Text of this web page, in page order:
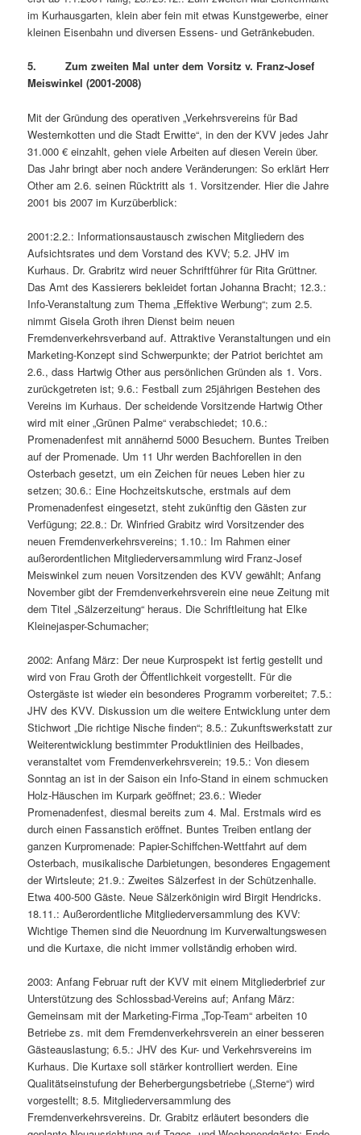
im Kurhausgarten, klein aber fein mit etwas Kunstgewerbe, einer
kleinen Eisenbahn und diversen Essens- und Getränkebuden.
5. Zum zweiten Mal unter dem Vorsitz v. Franz-Josef
Meiswinkel (2001-2008)
Mit der Gründung des operativen „Verkehrsvereins für Bad
Westernkotten und die Stadt Erwitte“, in den der KVV jedes Jahr
31.000 € einzahlt, gehen viele Arbeiten auf diesen Verein über.
Das Jahr bringt aber noch andere Veränderungen: So erklärt Herr
Other am 2.6. seinen Rücktritt als 1. Vorsitzender. Hier die Jahre
2001 bis 2007 im Kurzüberblick:
2001:2.2.: Informationsaustausch zwischen Mitgliedern des
Aufsichtsrates und dem Vorstand des KVV; 5.2. JHV im
Kurhaus. Dr. Grabritz wird neuer Schriftführer für Rita Grüttner.
Das Amt des Kassierers bekleidet fortan Johanna Bracht; 12.3.:
Info-Veranstaltung zum Thema „Effektive Werbung“; zum 2.5.
nimmt Gisela Groth ihren Dienst beim neuen
Fremdenverkehrsverband auf. Attraktive Veranstaltungen und ein
Marketing-Konzept sind Schwerpunkte; der Patriot berichtet am
2.6., dass Hartwig Other aus persönlichen Gründen als 1. Vors.
zurückgetreten ist; 9.6.: Festball zum 25jährigen Bestehen des
Vereins im Kurhaus. Der scheidende Vorsitzende Hartwig Other
wird mit einer „Grünen Palme“ verabschiedet; 10.6.:
Promenadenfest mit annähernd 5000 Besuchern. Buntes Treiben
auf der Promenade. Um 11 Uhr werden Bachforellen in den
Osterbach gesetzt, um ein Zeichen für neues Leben hier zu
setzen; 30.6.: Eine Hochzeitskutsche, erstmals auf dem
Promenadenfest eingesetzt, steht zukünftig den Gästen zur
Verfügung; 22.8.: Dr. Winfried Grabitz wird Vorsitzender des
neuen Fremdenverkehrsvereins; 1.10.: Im Rahmen einer
außerordentlichen Mitgliederversammlung wird Franz-Josef
Meiswinkel zum neuen Vorsitzenden des KVV gewählt; Anfang
November gibt der Fremdenverkehrsverein eine neue Zeitung mit
dem Titel „Sälzerzeitung“ heraus. Die Schriftleitung hat Elke
Kleinejasper-Schumacher;
2002: Anfang März: Der neue Kurprospekt ist fertig gestellt und
wird von Frau Groth der Öffentlichkeit vorgestellt. Für die
Ostergäste ist wieder ein besonderes Programm vorbereitet; 7.5.:
JHV des KVV. Diskussion um die weitere Entwicklung unter dem
Stichwort „Die richtige Nische finden“; 8.5.: Zukunftswerkstatt zur
Weiterentwicklung bestimmter Produktlinien des Heilbades,
veranstaltet vom Fremdenverkehrsverein; 19.5.: Von diesem
Sonntag an ist in der Saison ein Info-Stand in einem schmucken
Holz-Häuschen im Kurpark geöffnet; 23.6.: Wieder
Promenadenfest, diesmal bereits zum 4. Mal. Erstmals wird es
durch einen Fassanstich eröffnet. Buntes Treiben entlang der
ganzen Kurpromenade: Papier-Schiffchen-Wettfahrt auf dem
Osterbach, musikalische Darbietungen, besonderes Engagement
der Wirtsleute; 21.9.: Zweites Sälzerfest in der Schützenhalle.
Etwa 400-500 Gäste. Neue Sälzerkönigin wird Birgit Hendricks.
18.11.: Außerordentliche Mitgliederversammlung des KVV:
Wichtige Themen sind die Neuordnung im Kurverwaltungswesen
und die Kurtaxe, die nicht immer vollständig erhoben wird.
2003: Anfang Februar ruft der KVV mit einem Mitgliederbrief zur
Unterstützung des Schlossbad-Vereins auf; Anfang März:
Gemeinsam mit der Marketing-Firma „Top-Team“ arbeiten 10
Betriebe zs. mit dem Fremdenverkehrsverein an einer besseren
Gästeauslastung; 6.5.: JHV des Kur- und Verkehrsvereins im
Kurhaus. Die Kurtaxe soll stärker kontrolliert werden. Eine
Qualitätseinstufung der Beherbergungsbetriebe („Sterne“) wird
vorgestellt; 8.5. Mitgliederversammlung des
Fremdenverkehrsvereins. Dr. Grabitz erläutert besonders die